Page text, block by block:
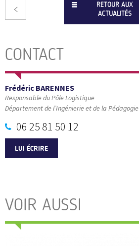
RETOUR AUX
ACTUALITÉS
CONTACT
Frédéric BARENNES
Responsable du Pôle Logistique
Département de l’Ingénierie et de la Pédagogie
06 25 81 50 12
LUI ÉCRIRE
VOIR AUSSI